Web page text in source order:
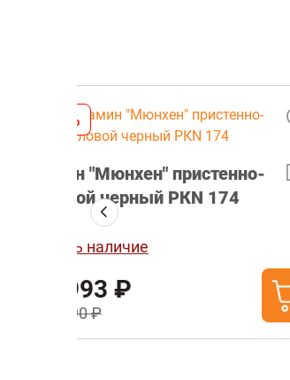
-25%
Камин "Мюнхен"
угловой графит РКN
Узнать наличие
98 993 ₽